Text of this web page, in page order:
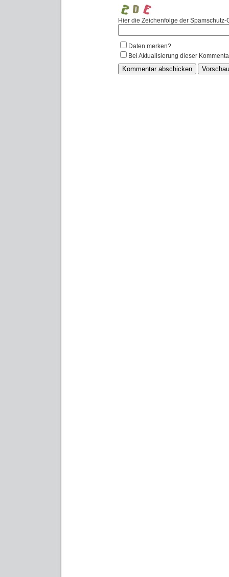
Hier die Zeichenfolge der Spamschutz-
Daten merken?
Bei Aktualisierung dieser